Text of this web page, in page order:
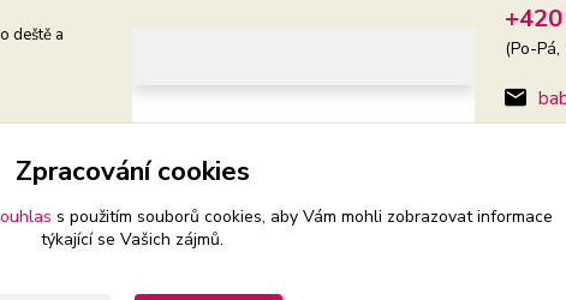
deště a
(Po-
Zpracování cookies
s použitím souborů cookies, aby Vám mohli zobrazovat informace
týkající se Vašich zájmů.